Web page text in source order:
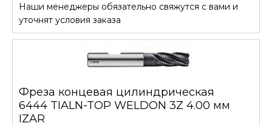
СТОИМОСТЬ
Наши менеджеры обязательно свяжутся с вами и
уточнят условия заказа
Фреза концевая цилиндрическая
6444 TIALN-TOP WELDON 3Z 4.00 мм
IZAR